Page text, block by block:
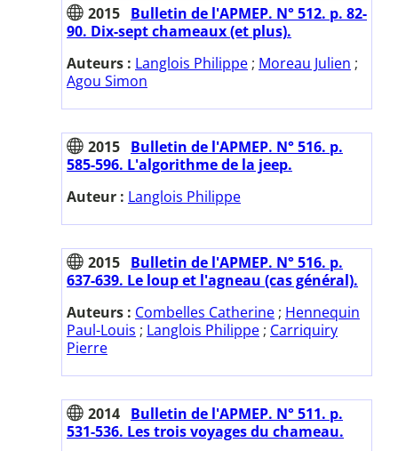
2015 Bulletin de l'APMEP. N° 512. p. 82-
90. Dix-sept chameaux (et plus).
Auteurs : Langlois Philippe ; Moreau Julien ;
Agou Simon
2015 Bulletin de l'APMEP. N° 516. p.
585-596. L'algorithme de la jeep.
Auteur : Langlois Philippe
2015 Bulletin de l'APMEP. N° 516. p.
637-639. Le loup et l'agneau (cas général).
Auteurs : Combelles Catherine ; Hennequin
Paul-Louis ; Langlois Philippe ; Carriquiry
Pierre
2014 Bulletin de l'APMEP. N° 511. p.
531-536. Les trois voyages du chameau.